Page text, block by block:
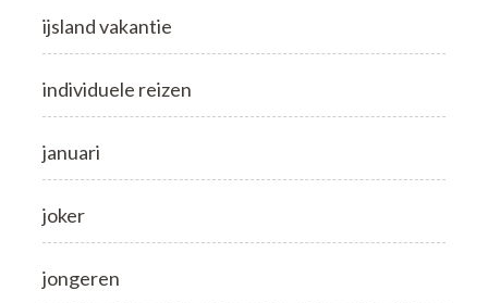
ijsland vakantie
individuele reizen
januari
joker
jongeren